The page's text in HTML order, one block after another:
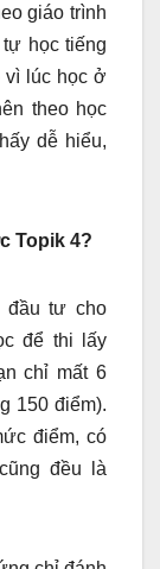
giáo trình
học tiếng
vì lúc học ở
theo học
dễ hiểu,
Topik 4?
đầu tư cho
để thi lấy
chỉ mất 6
150 điểm).
điểm, có
đều là